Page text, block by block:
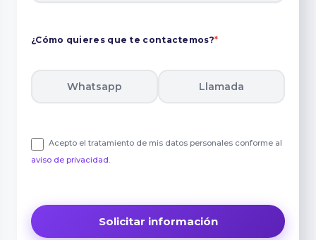
¿Cómo quieres que te contactemos?*
Whatsapp Llamada
Acepto el tratamiento de mis datos personales conforme al
aviso de privacidad.